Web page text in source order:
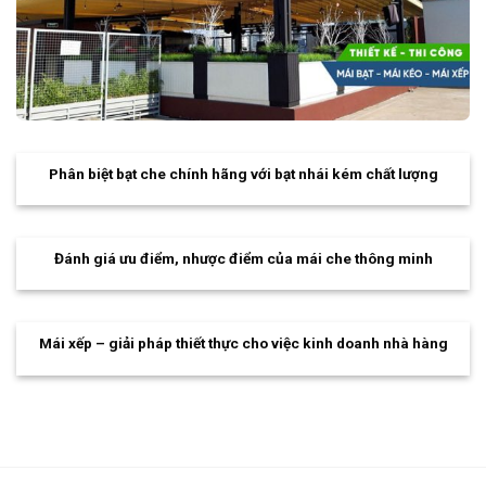
Phân biệt bạt che chính hãng với bạt nhái kém chất lượng
Đánh giá ưu điểm, nhược điểm của mái che thông minh
Mái xếp – giải pháp thiết thực cho việc kinh doanh nhà hàng